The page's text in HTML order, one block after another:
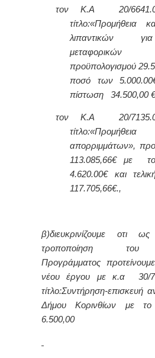
τον Κ.Α 20/
τίτλο:«Προμήθεια
λιπαντικών
προϋπολογισμού
ποσό των
πίστωση 34.500,00
τον Κ.Α 20/
τίτλο:
απορριμμάτων»,
113.085,66€ με
4.620.00€ και
117.705,66€.,
β)διευκρινίζουμε οτι
τροποποίηση του
Προγράμματος
νέου έργου με κ.α 30/
τίτλο:Συντήρηση-επισκευή
Δήμου Κορινθίων με
6.500,00